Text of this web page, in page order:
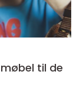
til de